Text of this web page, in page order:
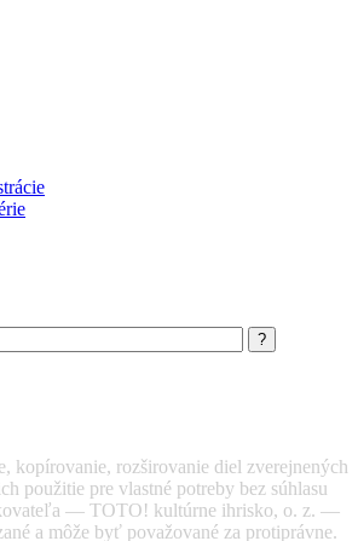
kopírovanie, rozširovanie diel zverejnených
použitie pre vlastné potreby bez súhlasu
— TOTO! kultúrne ihrisko, o. z. —
a môže byť považované za protiprávne.